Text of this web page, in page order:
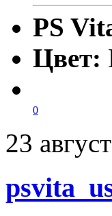
PS
Цвет:
0
23